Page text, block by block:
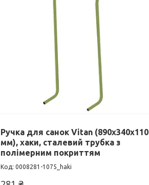
Ручка для санок Vitan (890x340x110
мм), хаки, сталевий трубка з
полімерним покриттям
0008281-1075_haki